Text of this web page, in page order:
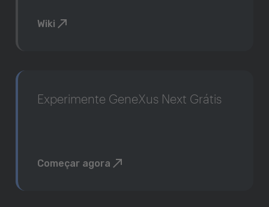
Wiki
Experimente GeneXus Next Grátis
Começar agora